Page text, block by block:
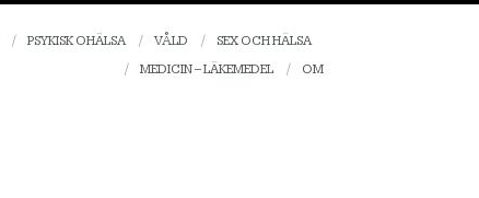
PSYKISK OHÄLSA VÅLD
SEX OCH HÄLSA
MEDICIN – LÄKEMEDEL
OM